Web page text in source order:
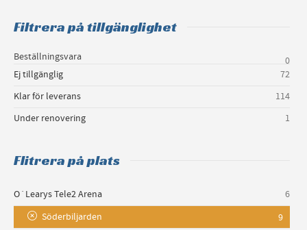
Filtrera på tillgänglighet
Beställningsvara
0
Ej tillgänglig
72
Klar för leverans
114
Under renovering
1
Flitrera på plats
O´Learys Tele2 Arena
6
Söderbiljarden
9